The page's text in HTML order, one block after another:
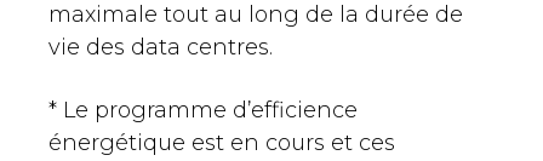
maximale tout au long de la durée de
vie des data centres.
* Le programme d’efficience
énergétique est en cours et ces